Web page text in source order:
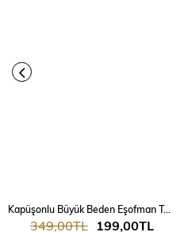
Kapüşonlu Büyük Beden Eşofman Takımı 9379
199,00TL
349,00TL